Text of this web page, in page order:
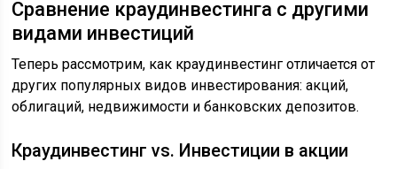
Сравнение краудинвестинга с другими
видами инвестиций
Теперь рассмотрим, как краудинвестинг отличается от
других популярных видов инвестирования: акций,
облигаций, недвижимости и банковских депозитов.
Краудинвестинг vs. Инвестиции в акции